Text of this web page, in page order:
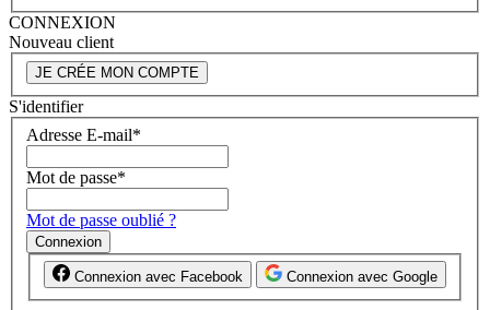
CONNEXION
Nouveau client
JE CRÉE MON COMPTE
S'identifier
Adresse E-mail*
Mot de passe*
Mot de passe oublié ?
Connexion
Connexion avec Facebook Connexion avec Google